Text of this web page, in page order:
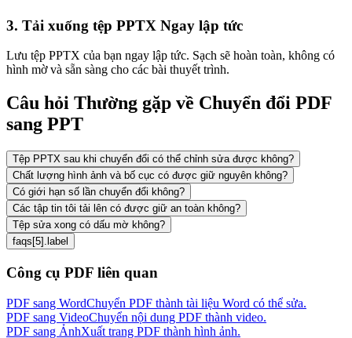
3. Tải xuống tệp PPTX Ngay lập tức
Lưu tệp PPTX của bạn ngay lập tức. Sạch sẽ hoàn toàn, không có
hình mờ và sẵn sàng cho các bài thuyết trình.
Câu hỏi Thường gặp về Chuyển đổi PDF
sang PPT
Tệp PPTX sau khi chuyển đổi có thể chỉnh sửa được không?
Chất lượng hình ảnh và bố cục có được giữ nguyên không?
Có giới hạn số lần chuyển đổi không?
Các tập tin tôi tải lên có được giữ an toàn không?
Tệp sửa xong có dấu mờ không?
faqs[5].label
Công cụ PDF liên quan
PDF sang WordChuyển PDF thành tài liệu Word có thể sửa.
PDF sang VideoChuyển nội dung PDF thành video.
PDF sang ẢnhXuất trang PDF thành hình ảnh.